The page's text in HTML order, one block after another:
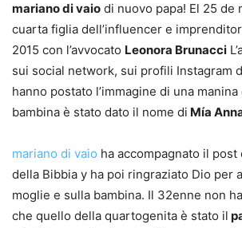
mariano di vaio di nuovo papa! El 25 de
cuarta figlia dell’influencer e
2015 con l’avvocato Leonora Brunacci
sui social network, sui profili Instagram
hanno postato l’immagine di una
bambina è stato dato il nome di Mía
mariano di vaio ha accompagnato il
della Bibbia y ha poi ringraziato Dio per
moglie e sulla bambina. Il 32enne non
che quello della quartogenita è stato il